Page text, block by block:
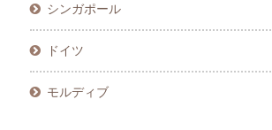
シンガポール
ドイツ
モルディブ